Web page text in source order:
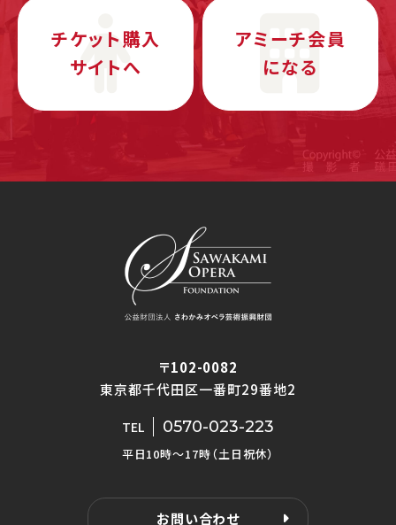
チケット購入
サイトへ
アミーチ会員
になる
〒102-0082
東京都千代田区一番町29番地2
TEL 0570-023-223
平日10時〜17時（土日祝休）
お問い合わせ